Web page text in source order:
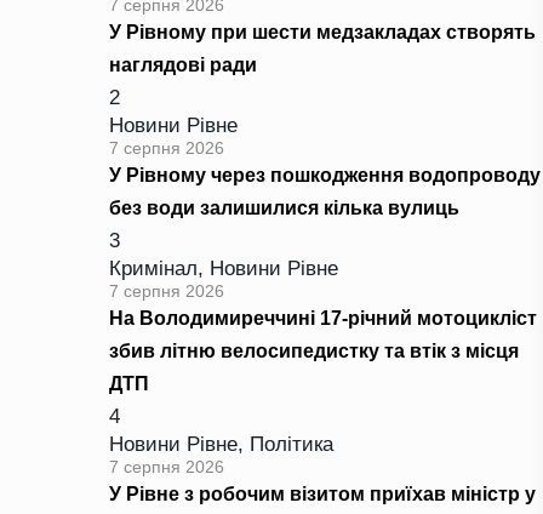
7 серпня 2026
У Рівному при шести медзакладах створять
наглядові ради
2
Новини Рівне
7 серпня 2026
У Рівному через пошкодження водопроводу
без води залишилися кілька вулиць
3
Кримінал, Новини Рівне
7 серпня 2026
На Володимиреччині 17-річний мотоцикліст
збив літню велосипедистку та втік з місця
ДТП
4
Новини Рівне, Політика
7 серпня 2026
У Рівне з робочим візитом приїхав міністр у